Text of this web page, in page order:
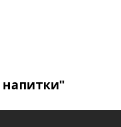
напитки"